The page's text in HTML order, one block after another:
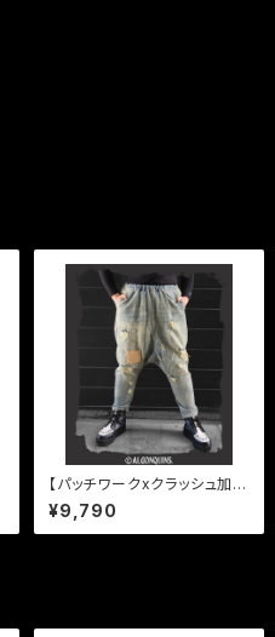
【パッチワークxクラッシュ加工
デニムサルエルパンツ】
¥9,790